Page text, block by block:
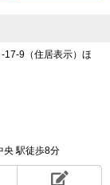
17-9（住居表示）ほ
央 駅徒歩8分